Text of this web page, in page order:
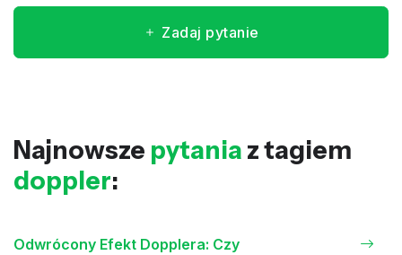
Zadaj pytanie
Najnowsze pytania z tagiem
doppler:
Odwrócony Efekt Dopplera: Czy